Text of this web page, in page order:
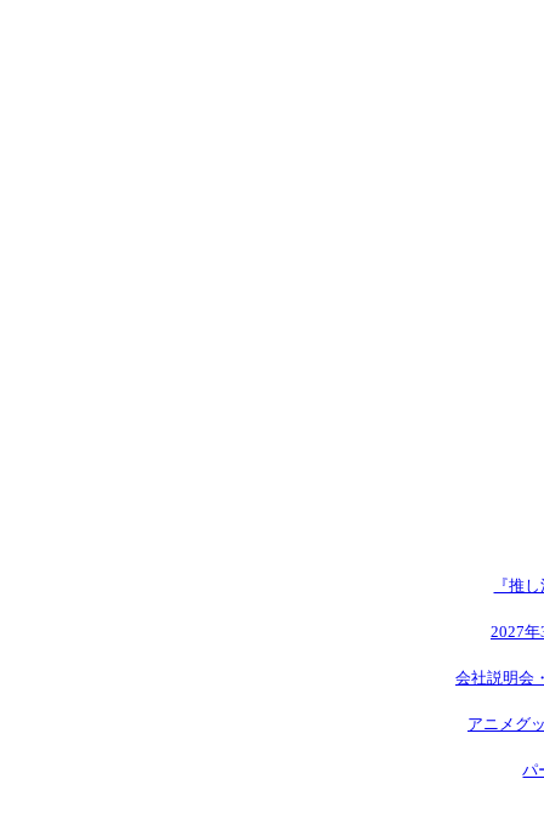
『推
2027
会社説明会
アニメグ
パ